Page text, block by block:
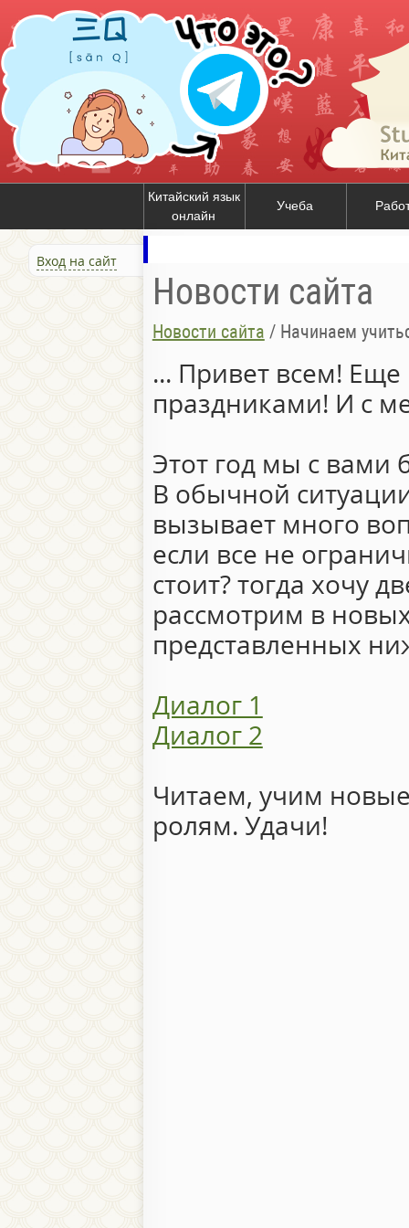
Китайский язык
онлайн
Учеба
Вход на сайт
Новости сайта
Новости сайта / Начинаем
... Привет всем!
праздниками! И с
Этот год мы с вами
В обычной
вызывает много
если все не
стоит? тогда хочу
рассмотрим в
представленных
Диалог 1
Диалог 2
Читаем, учим
ролям. Удачи!